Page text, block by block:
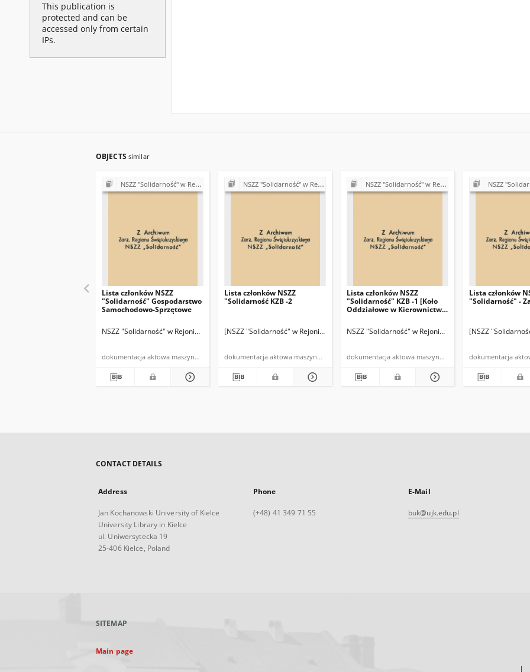
This publication is
protected and can be
accessed only from certain
IPs.
OBJECTS similar
NSZZ "Solidarność" w Rejonie Budowy Dróg w Kielcach (Komisje Oddziałowe, wybory, sprawy pracownicze)
Lista członków NSZZ
"Solidarność" Gospodarstwo
Samochodowo-Sprzętowe
NSZZ "Solidarność" w Rejonie Budowy Dróg w Kielcach
dokumentacja aktowa maszynopis
NSZZ "Solidarność" w Rejonie Budowy Dróg w Kielcach (Komisje Oddziałowe, wybory, sprawy pracownicze)
Lista członków NSZZ
"Solidarność KZB -2
[NSZZ "Solidarność" w Rejonie Budowy Dróg w Kielcach]
dokumentacja aktowa maszynopis
NSZZ "Solidarność" w Rejonie Budowy Dróg w Kielcach (Komisje Oddziałowe, wybory, sprawy pracownicze)
Lista członków NSZZ
"Solidarność" KZB -1 [Koło
Oddziałowe w Kierownictwie
NSZZ "Solidarność" w Rejonie Budowy Dróg w Kielcach
dokumentacja aktowa maszynopis
NSZZ "Solidarność" w Rejonie Budowy Dróg w Kielcach
Lista członków
"Solidarność" -
[NSZZ
CONTACT DETAILS
Address
Jan Kochanowski University of Kielce
University Library in Kielce
ul. Uniwersytecka 19
25-406 Kielce, Poland
Phone
(+48) 41 349 71 55
E-Mail
buk@ujk.edu.pl
SITEMAP
Main page